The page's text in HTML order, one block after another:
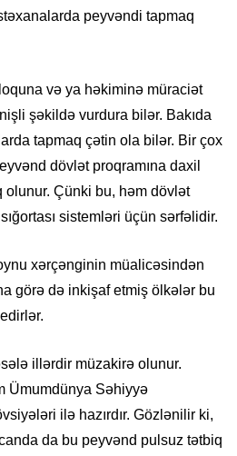
peyvəndi tapmaq
və ya həkiminə müraciət
şəkildə vurdura bilər. Bakıda
tapmaq çətin ola bilər. Bir çox
dövlət proqramına daxil
Çünki bu, həm dövlət
sistemləri üçün sərfəlidir.
xərçənginin müalicəsindən
görə də inkişaf etmiş ölkələr bu
illərdir müzakirə olunur.
Ümumdünya Səhiyyə
ilə hazırdır. Gözlənilir ki,
da bu peyvənd pulsuz tətbiq